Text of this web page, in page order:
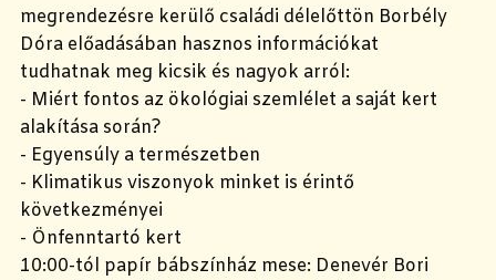
megrendezésre kerülő családi délelőttön Borbély
Dóra előadásában hasznos információkat
tudhatnak meg kicsik és nagyok arról:
- Miért fontos az ökológiai szemlélet a saját kert
alakítása során?
- Egyensúly a természetben
- Klimatikus viszonyok minket is érintő
következményei
- Önfenntartó kert
10:00-tól papír bábszínház mese: Denevér Bori